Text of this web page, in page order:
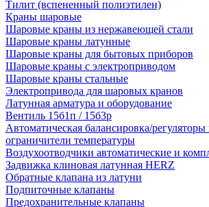
Тилит (вспененный полиэтилен)
Краны шаровые
Шаровые краны из нержавеющей стали
Шаровые краны латунные
Шаровые краны для бытовых приборов
Шаровые краны с электроприводом
Шаровые краны стальные
Электропривода для шаровых кранов
Латунная арматура и оборудование
Вентиль 15б1п / 15б3р
Автоматическая балансировка/регуляторы
ограничители температуры
Воздухоотводчики автоматические и
Задвижка клиновая латунная HERZ
Обратные клапана из латуни
Подпиточные клапаны
Предохранительные клапаны